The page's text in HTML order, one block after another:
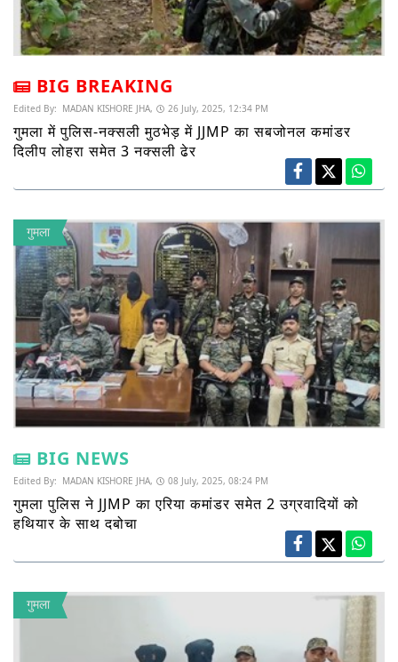
BIG BREAKING
Edited By: MADAN KISHORE JHA, 26 July, 2025, 12:34 PM
गुमला में पुलिस-नक्सली मुठभेड़ में JJMP का सबजोनल कमांडर
दिलीप लोहरा समेत 3 नक्सली ढेर
गुमला
BIG NEWS
Edited By: MADAN KISHORE JHA, 08 July, 2025, 08:24 PM
गुमला पुलिस ने JJMP का एरिया कमांडर समेत 2 उग्रवादियों को
हथियार के साथ दबोचा
गुमला